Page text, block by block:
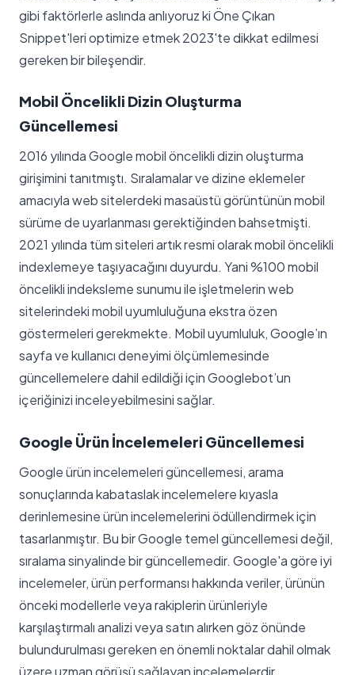
gibi faktörlerle aslında anlıyoruz ki Öne Çıkan
Snippet'leri optimize etmek 2023'te dikkat edilmesi
gereken bir bileşendir.
Mobil Öncelikli Dizin Oluşturma
Güncellemesi
2016 yılında Google mobil öncelikli dizin oluşturma
girişimini tanıtmıştı. Sıralamalar ve dizine eklemeler
amacıyla web sitelerdeki masaüstü görüntünün mobil
sürüme de uyarlanması gerektiğinden bahsetmişti.
2021 yılında tüm siteleri artık resmi olarak mobil öncelikli
indexlemeye taşıyacağını duyurdu. Yani %100 mobil
öncelikli indeksleme sunumu ile işletmelerin web
sitelerindeki mobil uyumluluğuna ekstra özen
göstermeleri gerekmekte. Mobil uyumluluk, Google’ın
sayfa ve kullanıcı deneyimi ölçümlemesinde
güncellemelere dahil edildiği için Googlebot’un
içeriğinizi inceleyebilmesini sağlar.
Google Ürün İncelemeleri Güncellemesi
Google ürün incelemeleri güncellemesi, arama
sonuçlarında kabataslak incelemelere kıyasla
derinlemesine ürün incelemelerini ödüllendirmek için
tasarlanmıştır. Bu bir Google temel güncellemesi değil,
sıralama sinyalinde bir güncellemedir. Google'a göre iyi
incelemeler, ürün performansı hakkında veriler, ürünün
önceki modellerle veya rakiplerin ürünleriyle
karşılaştırmalı analizi veya satın alırken göz önünde
bulundurulması gereken en önemli noktalar dahil olmak
üzere uzman görüşü sağlayan incelemelerdir.